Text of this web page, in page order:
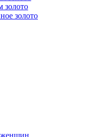
золото
золото